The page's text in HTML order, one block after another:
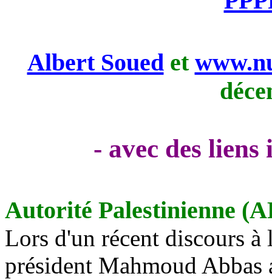
Albert Souedet
- avec des
Autorité Palestinienne
Lors d'un récent discours
président Mahmoud